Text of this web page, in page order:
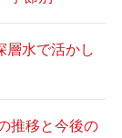
層水で活かし
推移と今後の